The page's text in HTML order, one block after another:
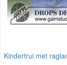
Kindertrui met